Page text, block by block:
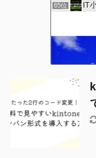
65位 IT
67位 き